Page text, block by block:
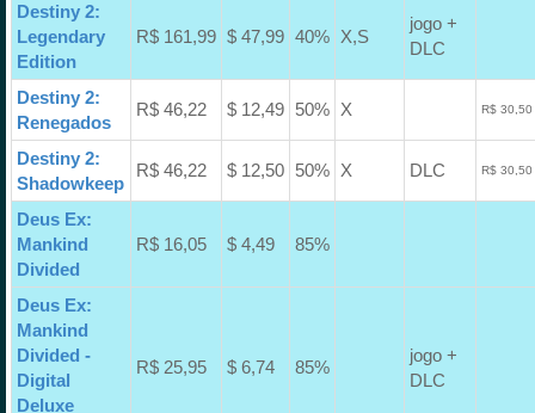
Destiny 2:
Legendary
Edition
R$ 161,99 $ 47,99 40% X,S
jogo +
DLC
Destiny 2:
Renegados
R$ 46,22 $ 12,49 50% X R$
Destiny 2:
Shadowkeep
R$ 46,22 $ 12,50 50% X DLC R$
Deus Ex:
Mankind
Divided
R$ 16,05 $ 4,49 85%
Deus Ex:
Mankind
Divided -
Digital
Deluxe
R$ 25,95 $ 6,74 85%
jogo +
DLC